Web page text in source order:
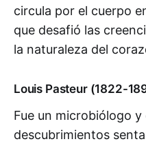
circula por el cuerpo
que desafió las
la naturaleza del
Louis Pasteur (1822-
Fue un microbiólogo
descubrimientos